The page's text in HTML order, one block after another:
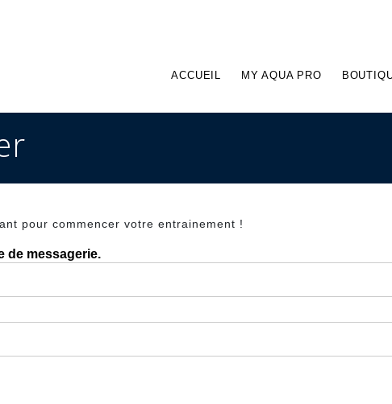
ACCUEIL MY AQUA PRO
pour commencer votre entrainement !
de messagerie.